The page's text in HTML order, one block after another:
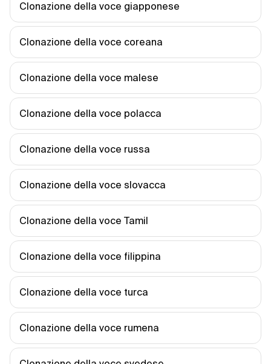
Clonazione della voce giapponese
Clonazione della voce coreana
Clonazione della voce malese
Clonazione della voce polacca
Clonazione della voce russa
Clonazione della voce slovacca
Clonazione della voce Tamil
Clonazione della voce filippina
Clonazione della voce turca
Clonazione della voce rumena